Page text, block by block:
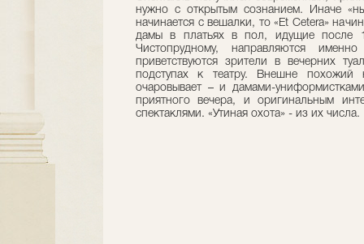
нужно с открытым сознанием. Иначе
начинается с вешалки, то «Et Cetera»
дамы в платьях в пол, идущие после
Чистопрудному, направляются
приветствуются зрители в вечерних
подступах к театру. Внешне
очаровывает – и дамами-
приятного вечера, и оригинальным
спектаклями. «Утиная охота» - из их числа.